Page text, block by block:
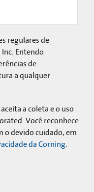
regulares de
Entendo
de
a qualquer
a coleta e o uso
Você reconhece
o devido cuidado, em
da Corning.